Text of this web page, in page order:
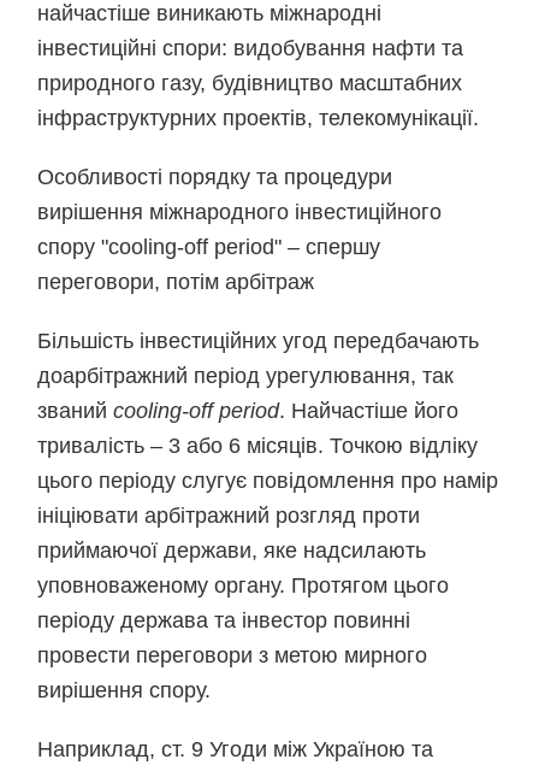
найчастіше виникають міжнародні
інвестиційні спори: видобування нафти та
природного газу, будівництво масштабних
інфраструктурних проектів, телекомунікації.
Особливості порядку та процедури
вирішення міжнародного інвестиційного
спору "cooling-off period" – спершу
переговори, потім арбітраж
Більшість інвестиційних угод передбачають
доарбітражний період урегулювання, так
званийcooling-off period. Найчастіше його
тривалість – 3 або 6 місяців. Точкою відліку
цього періоду слугує повідомлення про намір
ініціювати арбітражний розгляд проти
приймаючої держави, яке надсилають
уповноваженому органу. Протягом цього
періоду держава та інвестор повинні
провести переговори з метою мирного
вирішення спору.
Наприклад, ст. 9 Угоди між Україною та